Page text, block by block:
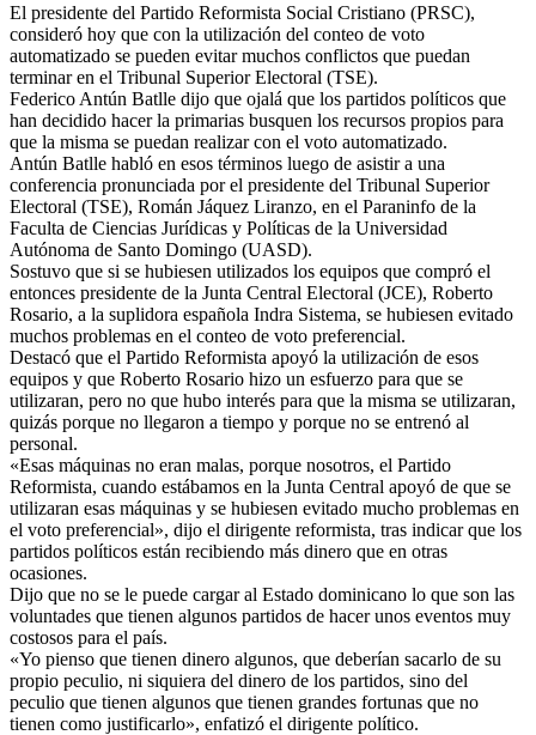
El presidente del Partido Reformista Social Cristiano (PRSC),
consideró hoy que con la utilización del conteo de voto
automatizado se pueden evitar muchos conflictos que puedan
terminar en el Tribunal Superior Electoral (TSE).
Federico Antún Batlle dijo que ojalá que los partidos políticos que
han decidido hacer la primarias busquen los recursos propios para
que la misma se puedan realizar con el voto automatizado.
Antún Batlle habló en esos términos luego de asistir a una
conferencia pronunciada por el presidente del Tribunal Superior
Electoral (TSE), Román Jáquez Liranzo, en el Paraninfo de la
Faculta de Ciencias Jurídicas y Políticas de la Universidad
Autónoma de Santo Domingo (UASD).
Sostuvo que si se hubiesen utilizados los equipos que compró el
entonces presidente de la Junta Central Electoral (JCE), Roberto
Rosario, a la suplidora española Indra Sistema, se hubiesen evitado
muchos problemas en el conteo de voto preferencial.
Destacó que el Partido Reformista apoyó la utilización de esos
equipos y que Roberto Rosario hizo un esfuerzo para que se
utilizaran, pero no que hubo interés para que la misma se utilizaran,
quizás porque no llegaron a tiempo y porque no se entrenó al
personal.
«Esas máquinas no eran malas, porque nosotros, el Partido
Reformista, cuando estábamos en la Junta Central apoyó de que se
utilizaran esas máquinas y se hubiesen evitado mucho problemas en
el voto preferencial», dijo el dirigente reformista, tras indicar que los
partidos políticos están recibiendo más dinero que en otras
ocasiones.
Dijo que no se le puede cargar al Estado dominicano lo que son las
voluntades que tienen algunos partidos de hacer unos eventos muy
costosos para el país.
«Yo pienso que tienen dinero algunos, que deberían sacarlo de su
propio peculio, ni siquiera del dinero de los partidos, sino del
peculio que tienen algunos que tienen grandes fortunas que no
tienen como justificarlo», enfatizó el dirigente político.